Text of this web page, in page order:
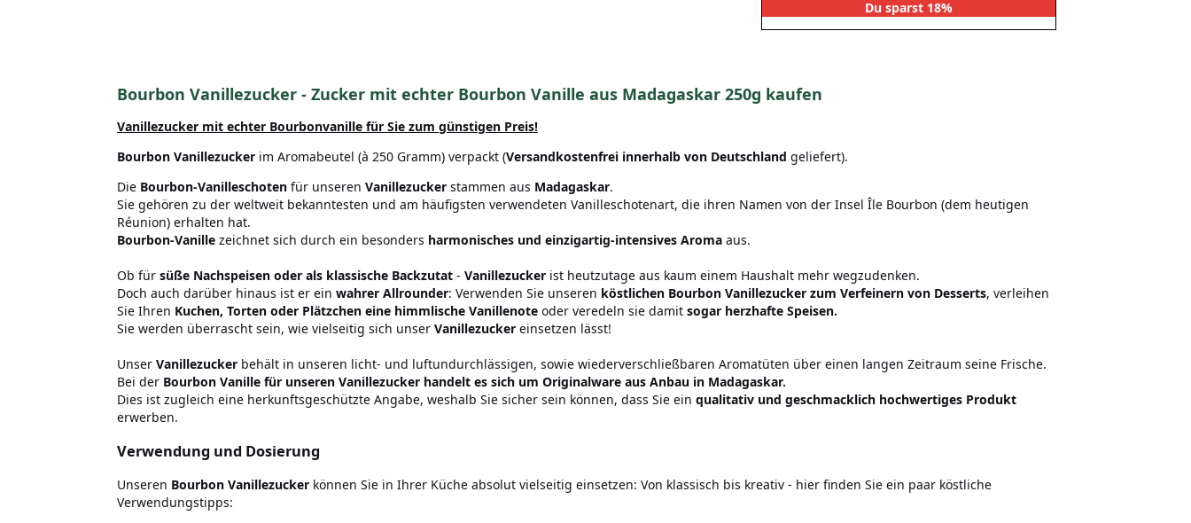
Du sparst 18%
Bourbon Vanillezucker - Zucker mit echter Bourbon Vanille aus Madagaskar 250g kaufen
Vanillezucker mit echter Bourbonvanille für Sie zum günstigen Preis!
Bourbon Vanillezucker im Aromabeutel (à 250 Gramm) verpackt (Versandkostenfrei innerhalb von Deutschland geliefert).
Die Bourbon-Vanilleschoten für unseren Vanillezucker stammen aus Madagaskar.
Sie gehören zu der weltweit bekanntesten und am häufigsten verwendeten Vanilleschotenart, die ihren Namen von der Insel Île Bourbon (dem heutigen
Réunion) erhalten hat.
Bourbon-Vanille zeichnet sich durch ein besonders harmonisches und einzigartig-intensives Aroma aus.
Ob für süße Nachspeisen oder als klassische Backzutat - Vanillezucker ist heutzutage aus kaum einem Haushalt mehr wegzudenken.
Doch auch darüber hinaus ist er ein wahrer Allrounder: Verwenden Sie unseren köstlichen Bourbon Vanillezucker zum Verfeinern von Desserts, verleihen
Sie Ihren Kuchen, Torten oder Plätzchen eine himmlische Vanillenote oder veredeln sie damit sogar herzhafte Speisen.
Sie werden überrascht sein, wie vielseitig sich unser Vanillezucker einsetzen lässt!
Unser Vanillezucker behält in unseren licht- und luftundurchlässigen, sowie wiederverschließbaren Aromatüten über einen langen Zeitraum seine Frische.
Bei der Bourbon Vanille für unseren Vanillezucker handelt es sich um Originalware aus Anbau in Madagaskar.
Dies ist zugleich eine herkunftsgeschützte Angabe, weshalb Sie sicher sein können, dass Sie ein qualitativ und geschmacklich hochwertiges Produkt
erwerben.
Verwendung und Dosierung
Unseren Bourbon Vanillezucker können Sie in Ihrer Küche absolut vielseitig einsetzen: Von klassisch bis kreativ - hier finden Sie ein paar köstliche
Verwendungstipps: